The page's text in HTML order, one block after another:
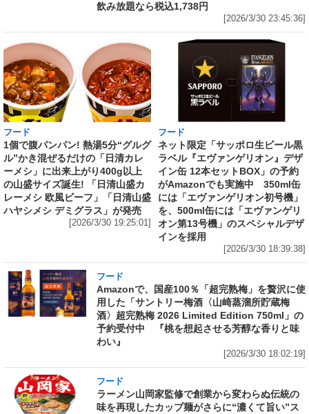
飲み放題なら税込1,738円
[2026/3/30 23:45:36]
フード
1個で腹パンパン! 熱湯5分“グルグ
ル”かき混ぜるだけの「日清カレ
ーメシ」に出来上がり400g以上
の山盛サイズ誕生! 「日清山盛カ
レーメシ 欧風ビーフ」「日清山盛
ハヤシメシ デミグラス」が発売
[2026/3/30 19:25:01]
フード
ネット限定「サッポロ生ビール黒
ラベル『エヴァンゲリオン』デザ
イン缶 12本セットBOX」の予約
がAmazonでも実施中 350ml缶
には「エヴァンゲリオン初号機」
を、500ml缶には「エヴァンゲリ
オン第13号機」のスペシャルデザ
インを採用
[2026/3/30 18:39:38]
フード
Amazonで、国産100％「超完熟梅」を贅沢に使
用した「サントリー梅酒〈山崎蒸溜所貯蔵梅
酒〉超完熟梅 2026 Limited Edition 750ml」の
予約受付中 『桃を想起させる芳醇な香りと味
わい』
[2026/3/30 18:02:19]
フード
ラーメン山岡家監修で創業から変わらぬ伝統の
味を再現したカップ麺がさらに“濃くて旨い”ス